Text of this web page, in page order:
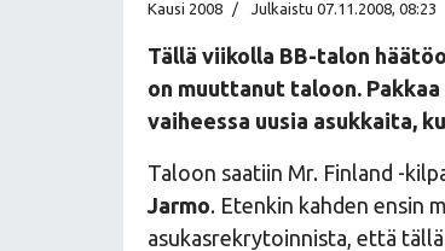
Kausi 2008 Julkaistu 07.11.2008, 08:23
Tällä viikolla BB-talon
on muuttanut taloon.
vaiheessa uusia asukkaita,
Taloon saatiin Mr. Finland -
Jarmo. Etenkin kahden ensin
asukasrekrytoinnista, että